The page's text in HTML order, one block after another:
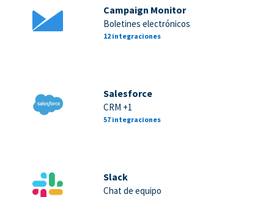
Campaign Monitor
Boletines electrónicos
12 integraciones
Salesforce
CRM +1
57 integraciones
Slack
Chat de equipo